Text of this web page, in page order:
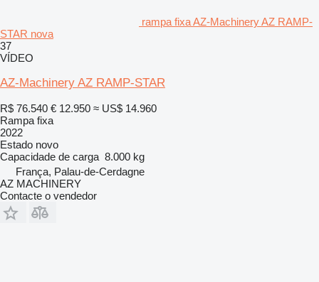
rampa fixa AZ-Machinery AZ RAMP-
STAR nova
37
VÍDEO
AZ-Machinery AZ RAMP-STAR
R$ 76.540 € 12.950 ≈ US$ 14.960
Rampa fixa
2022
Estado novo
Capacidade de carga 8.000 kg
França, Palau-de-Cerdagne
AZ MACHINERY
Contacte o vendedor